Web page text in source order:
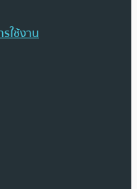
ใช้งาน